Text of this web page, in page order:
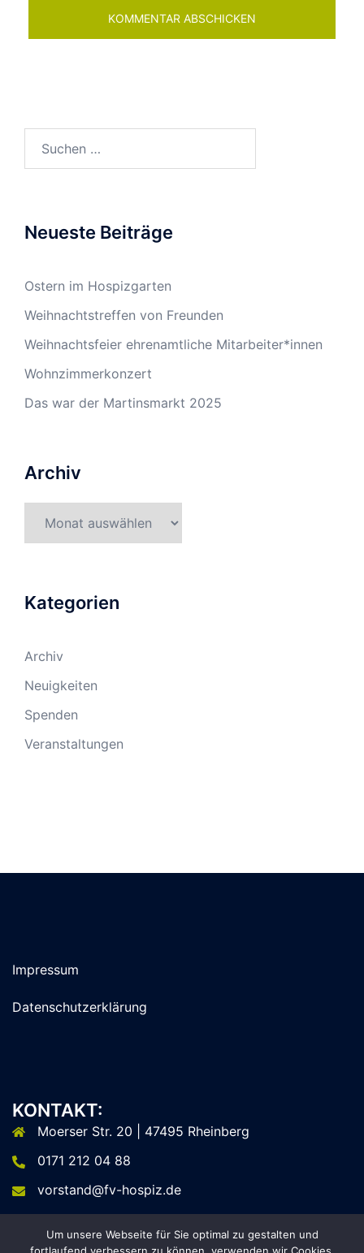
Neueste Beiträge
Ostern im Hospizgarten
Weihnachtstreffen von Freunden
Weihnachtsfeier ehrenamtliche Mitarbeiter*innen
Wohnzimmerkonzert
Das war der Martinsmarkt 2025
Archiv
Kategorien
Archiv
Neuigkeiten
Spenden
Veranstaltungen
Impressum
Datenschutzerklärung
KONTAKT:
Moerser Str. 20 | 47495 Rheinberg
0171 212 04 88
vorstand@fv-hospiz.de
Um unsere Webseite für Sie optimal zu gestalten und